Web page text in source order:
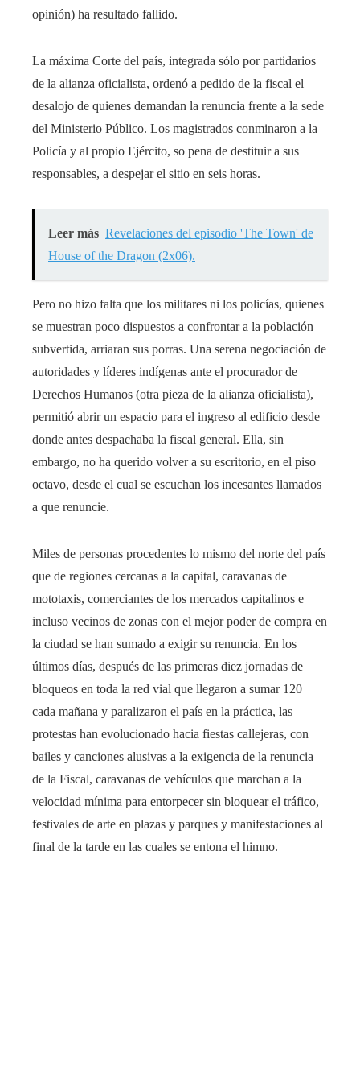
opinión) ha resultado fallido.
La máxima Corte del país, integrada sólo por partidarios
de la alianza oficialista, ordenó a pedido de la fiscal el
desalojo de quienes demandan la renuncia frente a la sede
del Ministerio Público. Los magistrados conminaron a la
Policía y al propio Ejército, so pena de destituir a sus
responsables, a despejar el sitio en seis horas.
Leer más Revelaciones del episodio 'The Town' de
House of the Dragon (2x06).
Pero no hizo falta que los militares ni los policías, quienes
se muestran poco dispuestos a confrontar a la población
subvertida, arriaran sus porras. Una serena negociación de
autoridades y líderes indígenas ante el procurador de
Derechos Humanos (otra pieza de la alianza oficialista),
permitió abrir un espacio para el ingreso al edificio desde
donde antes despachaba la fiscal general. Ella, sin
embargo, no ha querido volver a su escritorio, en el piso
octavo, desde el cual se escuchan los incesantes llamados
a que renuncie.
Miles de personas procedentes lo mismo del norte del país
que de regiones cercanas a la capital, caravanas de
mototaxis, comerciantes de los mercados capitalinos e
incluso vecinos de zonas con el mejor poder de compra en
la ciudad se han sumado a exigir su renuncia. En los
últimos días, después de las primeras diez jornadas de
bloqueos en toda la red vial que llegaron a sumar 120
cada mañana y paralizaron el país en la práctica, las
protestas han evolucionado hacia fiestas callejeras, con
bailes y canciones alusivas a la exigencia de la renuncia
de la Fiscal, caravanas de vehículos que marchan a la
velocidad mínima para entorpecer sin bloquear el tráfico,
festivales de arte en plazas y parques y manifestaciones al
final de la tarde en las cuales se entona el himno.